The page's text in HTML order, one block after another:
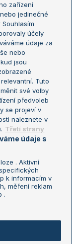
osobních
ČTK.
zařízení
jedinečné
účely
údaje za
nebo
jsou
Tuto
své volby
předvoleb
se projeví v
naleznete v
Třetí strany
údaje s
. Aktivní
k informacím v
měření reklam
.